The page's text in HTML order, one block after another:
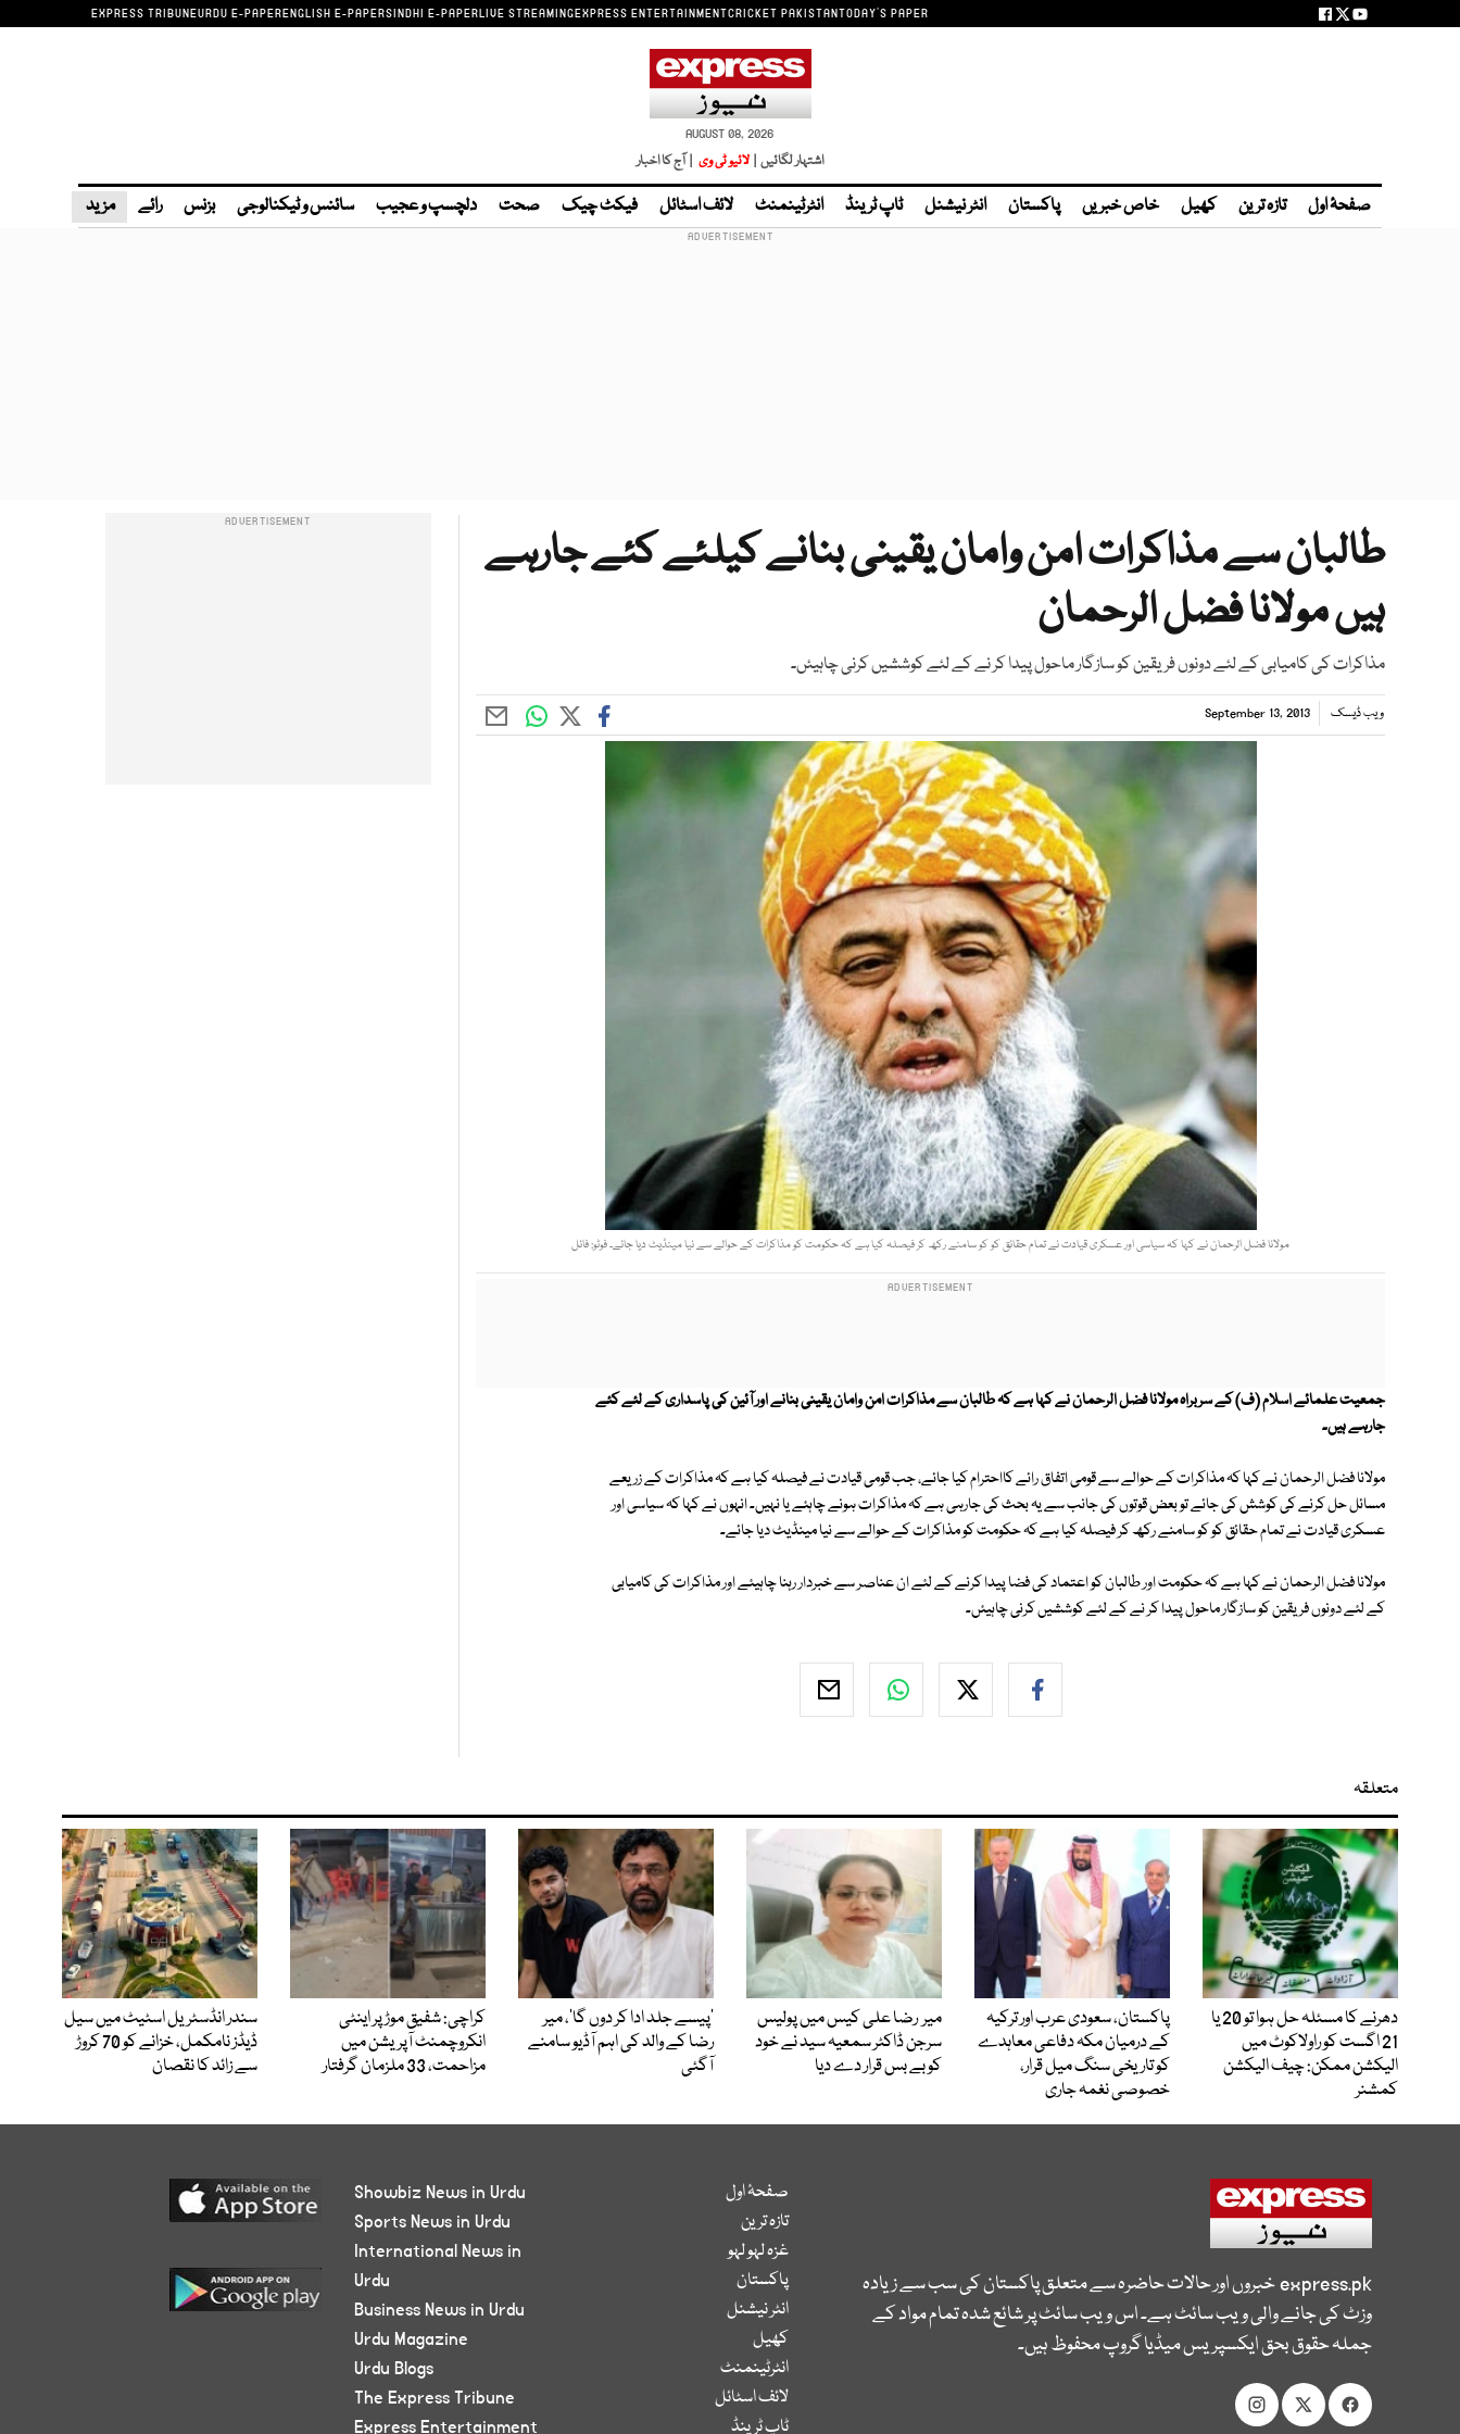
EXPRESS TRIBUNEURDU E-PAPERENGLISH E-PAPERSINDHI E-PAPERLIVE STREAMINGEXPRESS ENTERTAINMENTCRICKET PAKISTANTODAY'S PAPER
AUGUST 08, 2026
اشتہار لگائیں | لائیو ٹی وی | آج کا اخبار
صفحۂ اول تازہ ترین کھیل خاص خبریں پاکستان انٹر نیشنل ٹاپ ٹرینڈ انٹرٹینمنٹ لائف اسٹائل فیکٹ چیک صحت دلچسپ و عجیب سائنس و ٹیکنالوجی بزنس رائے مزید
طالبان سے مذاکرات امن وامان یقینی بنانے کیلئے کئے جارہے
ہیں مولانا فضل الرحمان
مذاكرات كی كاميابی كے لئے دونوں فريقين كو سازگار ماحول پيدا كر نے كے لئے كوششيں كرنی چاہيئں۔
ویب ڈیسک September 13, 2013
مولانا فضل الرحمان نے كہا كہ سياسی اور عسكری قيادت نے تمام حقائق كو كو سامنے ركھ كر فيصلہ كيا ہے كہ حكومت كو مذاكرات كے حوالے سے نيا مينڈيٹ ديا جائے۔ فوٹو: فائل
جمعيت علمائے اسلام(ف)كے سربراہ مولانا فضل الرحمان نے كہا ہے كہ طالبان سے مذاکرات امن وامان یقینی بنانے اور آئین کی پاسداری کے لئے کئے
جارہے ہیں۔
مولانا فضل الرحمان نے كہا كہ مذاكرات كے حوالے سے قومی اتفاق رائے كااحترام كيا جائے، جب قومی قيادت نے فيصلہ كيا ہے كہ مذاكرات كے زريعے
مسائل حل كرنے كی كوشش كی جائے تو بعض قوتوں كی جانب سے یہ بحث کی جارہی ہے كہ مذاكرات ہونے چاہئے يا نہيں۔ انہوں نے كہا كہ سياسی اور
عسكری قيادت نے تمام حقائق كو كو سامنے ركھ كر فيصلہ كيا ہے كہ حكومت كو مذاكرات كے حوالے سے نيا مينڈيٹ ديا جائے۔
مولانا فضل الرحمان نے كہا ہے كہ حكومت اور طالبان كو اعتماد كی فضا پيدا كرنے كے لئے ان عناصر سے خبردار رہنا چاہیئے اور مذاكرات كی كاميابی
كے لئے دونوں فريقين كو سازگار ماحول پيدا كر نے كے لئے كوششيں كرنی چاہيئں۔
متعلقہ
دھرنے کا مسئلہ حل ہوا تو 20 یا
21 اگست کو راولاکوٹ میں
الیکشن ممکن: چیف الیکشن
کمشنر
پاکستان، سعودی عرب اور ترکیہ
کے درمیان مکہ دفاعی معاہدے
کو تاریخی سنگ میل قرار،
خصوصی نغمہ جاری
میر رضا علی کیس میں پولیس
سرجن ڈاکٹر سمعیہ سید نے خود
کو بے بس قرار دے دیا
’پیسے جلد ادا کر دوں گا‘، میر
رضا کے والد کی اہم آڈیو سامنے
آگئی
کراچی: شفیق موڑ پر اینٹی
انکروچمنٹ آپریشن میں
مزاحمت، 33 ملزمان گرفتار
سندر انڈسٹریل اسٹیٹ میں سیل
ڈیڈز نامکمل، خزانے کو 70 کروڑ
سے زائد کا نقصان
express.pkخبروں اور حالات حاضرہ سے متعلق پاکستان کی سب سے زیادہ
وزٹ کی جانے والی ویب سائٹ ہے۔ اس ویب سائٹ پر شائع شدہ تمام مواد کے
جملہ حقوق بحق ایکسپریس میڈیا گروپ محفوظ ہیں۔
صفحۂ اول
تازہ ترین
غزہ لہو لہو
پاکستان
انٹر نیشنل
کھیل
انٹرٹینمنٹ
لائف اسٹائل
ٹاپ ٹرینڈ
Showbiz News in Urdu
Sports News in Urdu
International News in
Urdu
Business News in Urdu
Urdu Magazine
Urdu Blogs
The Express Tribune
Express Entertainment